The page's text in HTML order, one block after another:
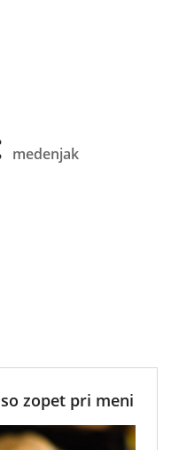
medenjak
zopet pri meni